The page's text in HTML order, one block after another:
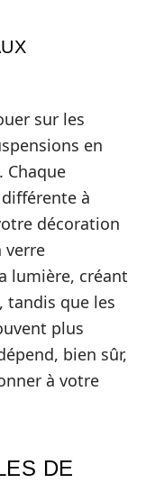
sur les
en
Chaque
à
décoration
verre
lumière, créant
tandis que les
plus
bien sûr,
à votre
DE